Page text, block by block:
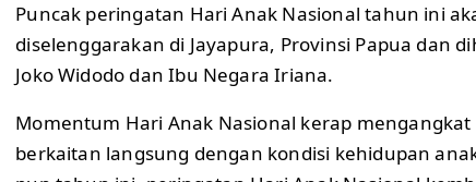
Puncak peringatan Hari Anak Nasional tahun ini
diselenggarakan di Jayapura, Provinsi Papua dan
Joko Widodo dan Ibu Negara Iriana.
Momentum Hari Anak Nasional kerap mengangkat
berkaitan langsung dengan kondisi kehidupan